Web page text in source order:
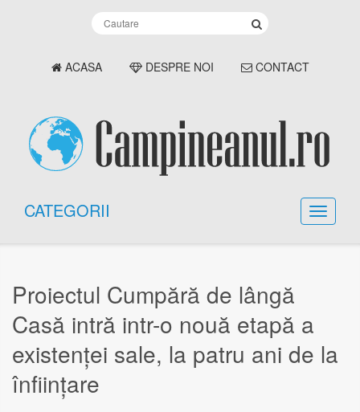
ACASA DESPRE NOI CONTACT
CATEGORII
Proiectul Cumpără de lângă
Casă intră intr-o nouă etapă a
existenței sale, la patru ani de la
înființare